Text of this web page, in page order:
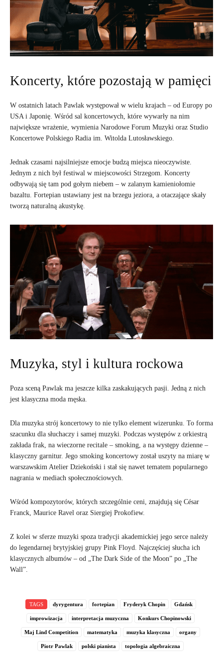
Koncerty, które pozostają w pamięci
W ostatnich latach Pawlak występował w wielu krajach – od Europy po
USA i Japonię. Wśród sal koncertowych, które wywarły na nim
największe wrażenie, wymienia Narodowe Forum Muzyki oraz Studio
Koncertowe Polskiego Radia im. Witolda Lutosławskiego.
Jednak czasami najsilniejsze emocje budzą miejsca nieoczywiste.
Jednym z nich był festiwal w miejscowości Strzegom. Koncerty
odbywają się tam pod gołym niebem – w zalanym kamieniołomie
bazaltu. Fortepian ustawiany jest na brzegu jeziora, a otaczające skały
tworzą naturalną akustykę.
Muzyka, styl i kultura rockowa
Poza sceną Pawlak ma jeszcze kilka zaskakujących pasji. Jedną z nich
jest klasyczna moda męska.
Dla muzyka strój koncertowy to nie tylko element wizerunku. To forma
szacunku dla słuchaczy i samej muzyki. Podczas występów z orkiestrą
zakłada frak, na wieczorne recitale – smoking, a na występy dzienne –
klasyczny garnitur. Jego smoking koncertowy został uszyty na miarę w
warszawskim Atelier Dziekoński i stał się nawet tematem popularnego
nagrania w mediach społecznościowych.
Wśród kompozytorów, których szczególnie ceni, znajdują się César
Franck, Maurice Ravel oraz Siergiej Prokofiew.
Z kolei w sferze muzyki spoza tradycji akademickiej jego serce należy
do legendarnej brytyjskiej grupy Pink Floyd. Najczęściej słucha ich
klasycznych albumów – od „The Dark Side of the Moon” po „The
Wall”.
TAGS dyrygentura fortepian Fryderyk Chopin Gdańsk
improwizacja interpretacja muzyczna Konkurs Chopinowski
Maj Lind Competition matematyka muzyka klasyczna organy
Piotr Pawlak polski pianista topologia algebraiczna